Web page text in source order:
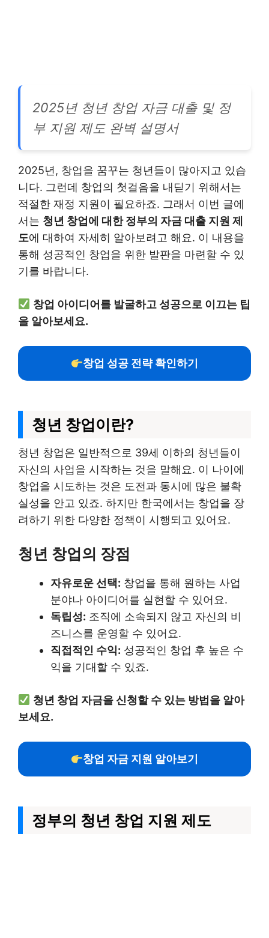
2025년 청년 창업 자금 대출 및 정
부 지원 제도 완벽 설명서
2025년, 창업을 꿈꾸는 청년들이 많아지고 있습
니다. 그런데 창업의 첫걸음을 내딛기 위해서는
적절한 재정 지원이 필요하죠. 그래서 이번 글에
서는 청년 창업에 대한 정부의 자금 대출 지원 제
도에 대하여 자세히 알아보려고 해요. 이 내용을
통해 성공적인 창업을 위한 발판을 마련할 수 있
기를 바랍니다.
창업 아이디어를 발굴하고 성공으로 이끄는 팁
을 알아보세요.
창업 성공 전략 확인하기
청년 창업이란?
청년 창업은 일반적으로 39세 이하의 청년들이
자신의 사업을 시작하는 것을 말해요. 이 나이에
창업을 시도하는 것은 도전과 동시에 많은 불확
실성을 안고 있죠. 하지만 한국에서는 창업을 장
려하기 위한 다양한 정책이 시행되고 있어요.
청년 창업의 장점
자유로운 선택: 창업을 통해 원하는 사업
분야나 아이디어를 실현할 수 있어요.
독립성: 조직에 소속되지 않고 자신의 비
즈니스를 운영할 수 있어요.
직접적인 수익: 성공적인 창업 후 높은 수
익을 기대할 수 있죠.
청년 창업 자금을 신청할 수 있는 방법을 알아
보세요.
창업 자금 지원 알아보기
정부의 청년 창업 지원 제도